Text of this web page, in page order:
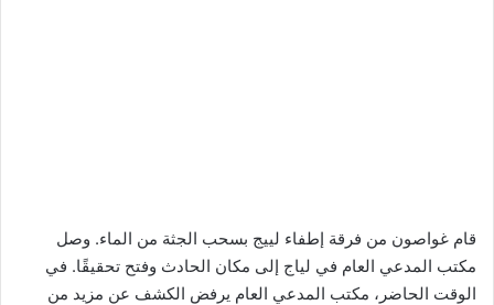
قام غواصون من فرقة إطفاء لييج بسحب الجثة من الماء. وصل
مكتب المدعي العام في لياج إلى مكان الحادث وفتح تحقيقًا. في
الوقت الحاضر، مكتب المدعي العام يرفض الكشف عن مزيد من